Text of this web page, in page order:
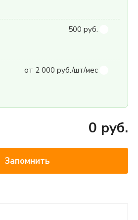
500 руб.
от 2 000 руб./шт/мес
0 руб.
Запомнить